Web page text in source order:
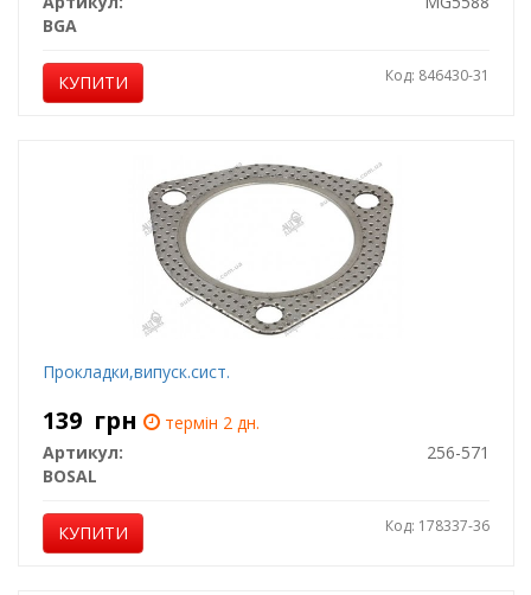
BGA
КУПИТИ Код: 846430-31
Прокладки,випуск.сист.
139 грн
термін 2 дн.
Артикул:
256-571
BOSAL
КУПИТИ Код: 178337-36